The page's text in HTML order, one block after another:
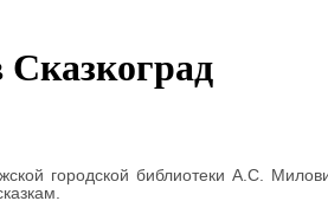
городской библиотеки А.С.